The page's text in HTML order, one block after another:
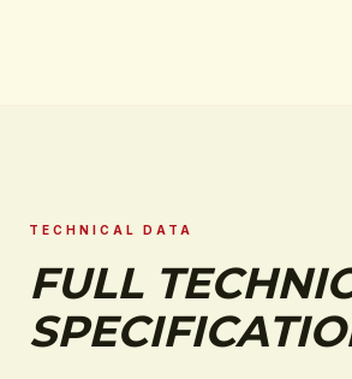
TECHNICAL DATA
FULL